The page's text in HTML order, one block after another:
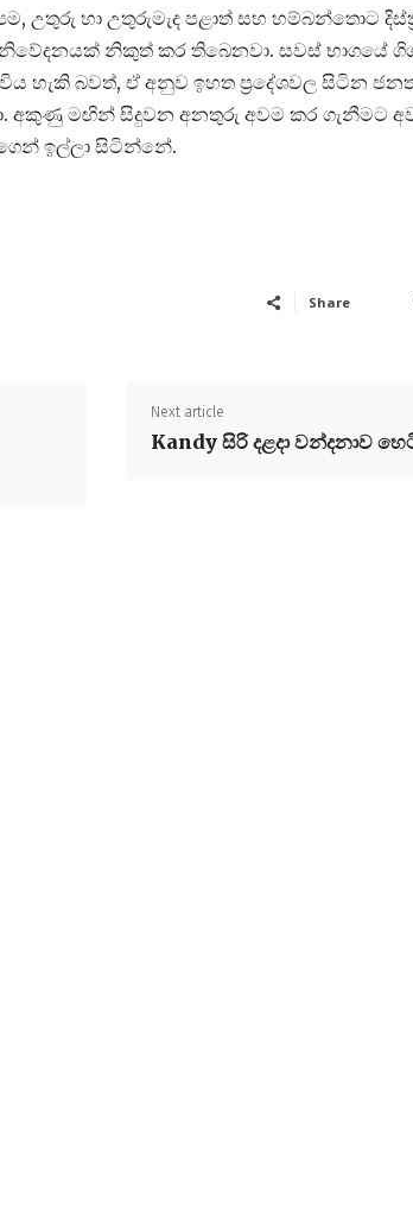
උතුරු හා උතුරුමැද පළාත් සහ හම්බන්තොට
නිවේදනයක් නිකුත් කර තිබෙනවා. සවස් භාගයේ
හැකි බවත්, ඒ අනුව ඉහත ප්‍රදේශවල සිටින
අකුණු මඟින් සිදුවන අනතුරු අවම කර ගැනීමට
ඉල්ලා සිටින්නේ.
Share
Next article
Kandy සිරි දළදා වන්දනාව